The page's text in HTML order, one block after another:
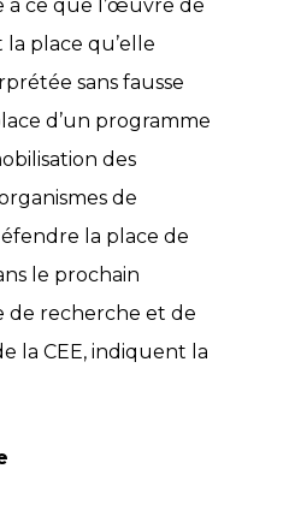
ce que l’œuvre de
place qu’elle
sans fausse
d’un programme
des
de
la place de
le prochain
de recherche et de
la CEE, indiquent la